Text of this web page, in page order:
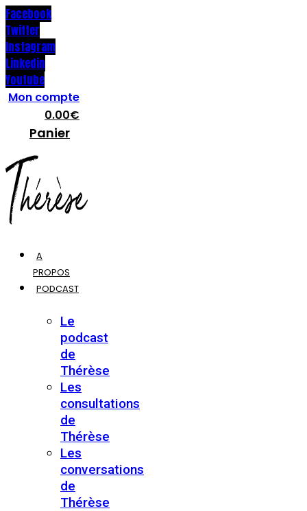
Facebook
Twitter
Instagram
Linkedin
Youtube
Mon compte
0.00€
Panier
A
PROPOS
PODCAST
Le
podcast
de
Thérèse
Les
consultations
de
Thérèse
Les
conversations
de
Thérèse